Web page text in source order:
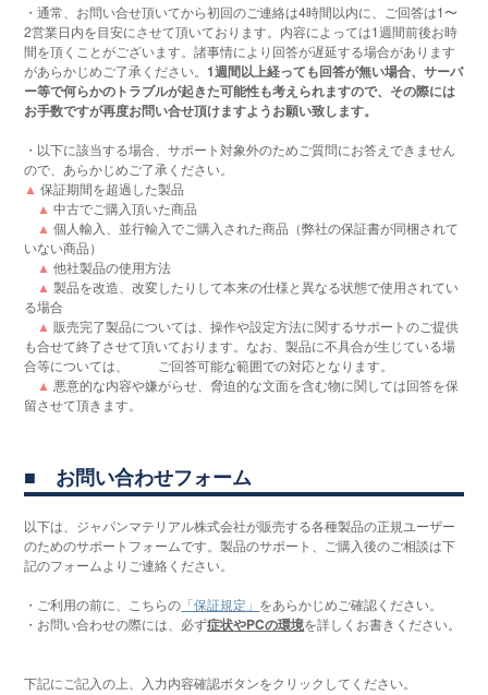
・通常、お問い合せ頂いてから初回のご連絡は4時間以内に、ご回答は1〜
2営業日内を目安にさせて頂いております。内容によっては1週間前後お時
間を頂くことがございます。諸事情により回答が遅延する場合があります
があらかじめご了承ください。1週間以上経っても回答が無い場合、サーバ
ー等で何らかのトラブルが起きた可能性も考えられますので、その際には
お手数ですが再度お問い合せ頂けますようお願い致します。
・以下に該当する場合、サポート対象外のためご質問にお答えできません
ので、あらかじめご了承ください。
▲ 保証期間を超過した製品
▲ 中古でご購入頂いた商品
▲ 個人輸入、並行輸入でご購入された商品（弊社の保証書が同梱されて
いない商品）
▲ 他社製品の使用方法
▲ 製品を改造、改変したりして本来の仕様と異なる状態で使用されてい
る場合
▲ 販売完了製品については、操作や設定方法に関するサポートのご提供
も合せて終了させて頂いております。なお、製品に不具合が生じている場
合等については、 ご回答可能な範囲での対応となります。
▲ 悪意的な内容や嫌がらせ、脅迫的な文面を含む物に関しては回答を保
留させて頂きます。
お問い合わせフォーム
以下は、ジャパンマテリアル株式会社が販売する各種製品の正規ユーザー
のためのサポートフォームです。製品のサポート、ご購入後のご相談は下
記のフォームよりご連絡ください。
・ご利用の前に、こちらの 「保証規定」 をあらかじめご確認ください。
・お問い合わせの際には、必ず症状やPCの環境を詳しくお書きください。
下記にご記入の上、入力内容確認ボタンをクリックしてください。